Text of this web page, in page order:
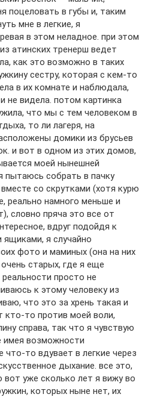
поцеловать в губы и, таким
мне в легкие, я
в этом неладное. при этом
атинских тренерш ведет
как это возможно в таких
сестру, которая с кем-то
в их комнате и наблюдала,
не видела. потом картинка
что мы с тем человеком в
то ли лагеря, на
домики из брусьев
и вот в одном из этих домов,
моей нынешней
пытаюсь собрать в пачку
со скрутками (хотя курю
реально намного меньше и
словно пряча это все от
вдруг подойдя к
я случайно
фото и маминых (она на них
старых, где я еще
просто не
к этому человеку из
что это за хрень такая и
кто-то против моей воли,
справа, так что я чувствую
имея возможности
что-то вдувает в легкие через
дыхание. все это,
вот уже сколько лет я вижу во
которых ныне нет, их